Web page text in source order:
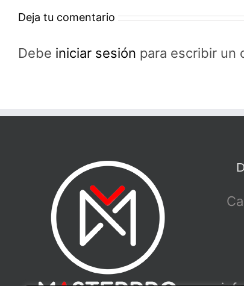
Deja tu comentario
Debe iniciar sesión para escribir un